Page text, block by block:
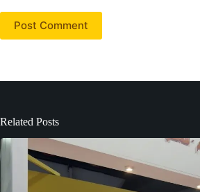
Post Comment
Related Posts